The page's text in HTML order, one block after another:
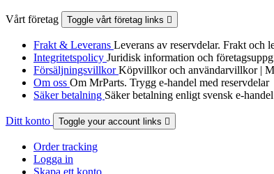
Vårt företag Toggle vårt företag links 
Frakt & Leverans Leverans av reservdelar. Frakt och
Integritetspolicy Juridisk information och
FörsäljningsvillkorKöpvillkor och användarvillkor |
Om oss Om MrParts. Trygg e-handel med reservdelar
Säker betalning Säker betalning enligt svensk e-handel
Ditt konto Toggle your account links 
Order tracking
Logga in
Skapa ett konto